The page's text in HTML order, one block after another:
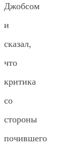
Джобсом
и
сказал,
что
критика
со
стороны
почившего